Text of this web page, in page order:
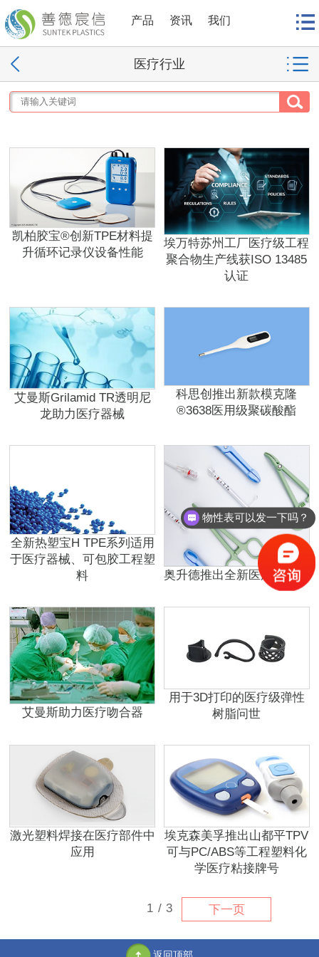
产品 资讯 我们
医疗行业
凯柏胶宝®创新TPE材料提
升循环记录仪设备性能
埃万特苏州工厂医疗级工程
聚合物生产线获ISO 13485
认证
艾曼斯Grilamid TR透明尼
龙助力医疗器械
科思创推出新款模克隆
®3638医用级聚碳酸酯
全新热塑宝H TPE系列适用
于医疗器械、可包胶工程塑
料
奥升德推出全新医用级材料
艾曼斯助力医疗吻合器
用于3D打印的医疗级弹性
树脂问世
激光塑料焊接在医疗部件中
应用
埃克森美孚推出山都平TPV
可与PC/ABS等工程塑料化
学医疗粘接牌号
1 / 3 下一页
物性表可以发一下吗？